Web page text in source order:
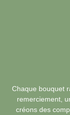
Chaque bouquet
remerciement,
créons des